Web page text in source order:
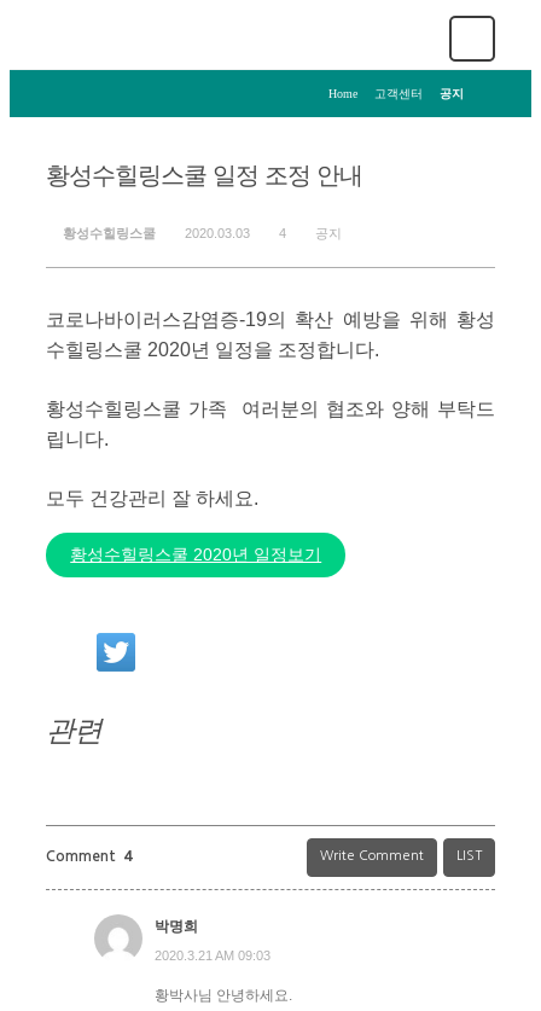
Home 고객센터 공지
황성수힐링스쿨 일정 조정 안내
황성수힐링스쿨 2020.03.03 4 공지
코로나바이러스감염증-19의 확산 예방을 위해 황성
수힐링스쿨 2020년 일정을 조정합니다.
황성수힐링스쿨 가족 여러분의 협조와 양해 부탁드
립니다.
모두 건강관리 잘 하세요.
황성수힐링스쿨 2020년 일정보기
관련
Comment 4 Write Comment LIST
박명희
2020.3.21 AM 09:03
황박사님 안녕하세요.